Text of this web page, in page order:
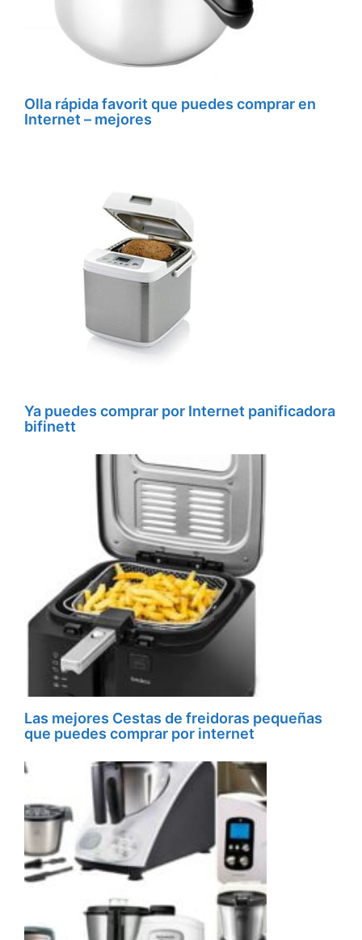
Olla rápida favorit que puedes comprar en
Internet – mejores
Ya puedes comprar por Internet panificadora
bifinett
Las mejores Cestas de freidoras pequeñas
que puedes comprar por internet